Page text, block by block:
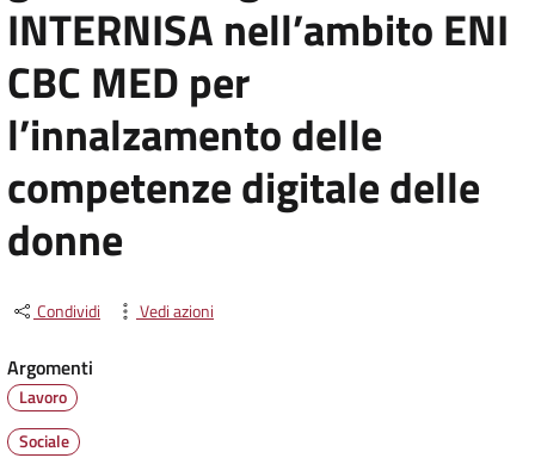
INTERNISA nell’ambito ENI
CBC MED per
l’innalzamento delle
competenze digitale delle
donne
Condividi Vedi azioni
Argomenti
Lavoro
Sociale